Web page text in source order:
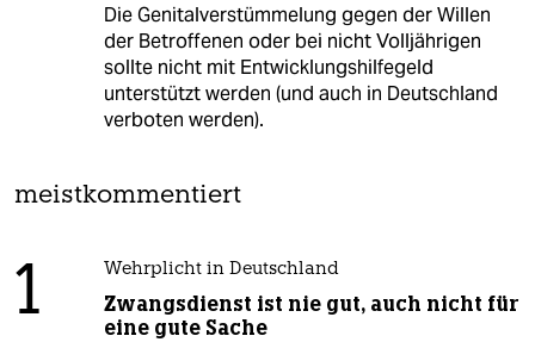
Die Genitalverstümmelung gegen der Willen
der Betroffenen oder bei nicht Volljährigen
sollte nicht mit Entwicklungshilfegeld
unterstützt werden (und auch in Deutschland
verboten werden).
meistkommentiert
1 Wehrplicht in Deutschland
Zwangsdienst ist nie gut, auch nicht für
eine gute Sache